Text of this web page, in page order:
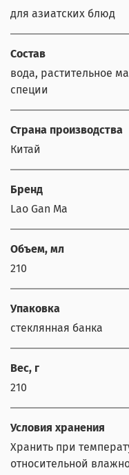
для азиатских блюд
Состав
вода, растительное
специи
Страна производства
Китай
Бренд
Lao Gan Ma
Объем, мл
210
Упаковка
стеклянная банка
Вес, г
210
Условия хранения
Хранить при
относительной